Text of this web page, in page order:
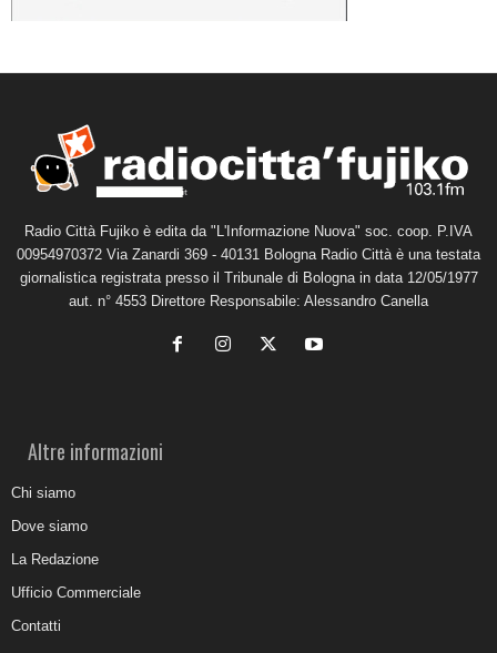
Radio Città Fujiko è edita da "L'Informazione Nuova" soc. coop. P.IVA
00954970372 Via Zanardi 369 - 40131 Bologna Radio Città è una testata
giornalistica registrata presso il Tribunale di Bologna in data 12/05/1977
aut. n° 4553 Direttore Responsabile: Alessandro Canella
Altre informazioni
Chi siamo
Dove siamo
La Redazione
Ufficio Commerciale
Contatti